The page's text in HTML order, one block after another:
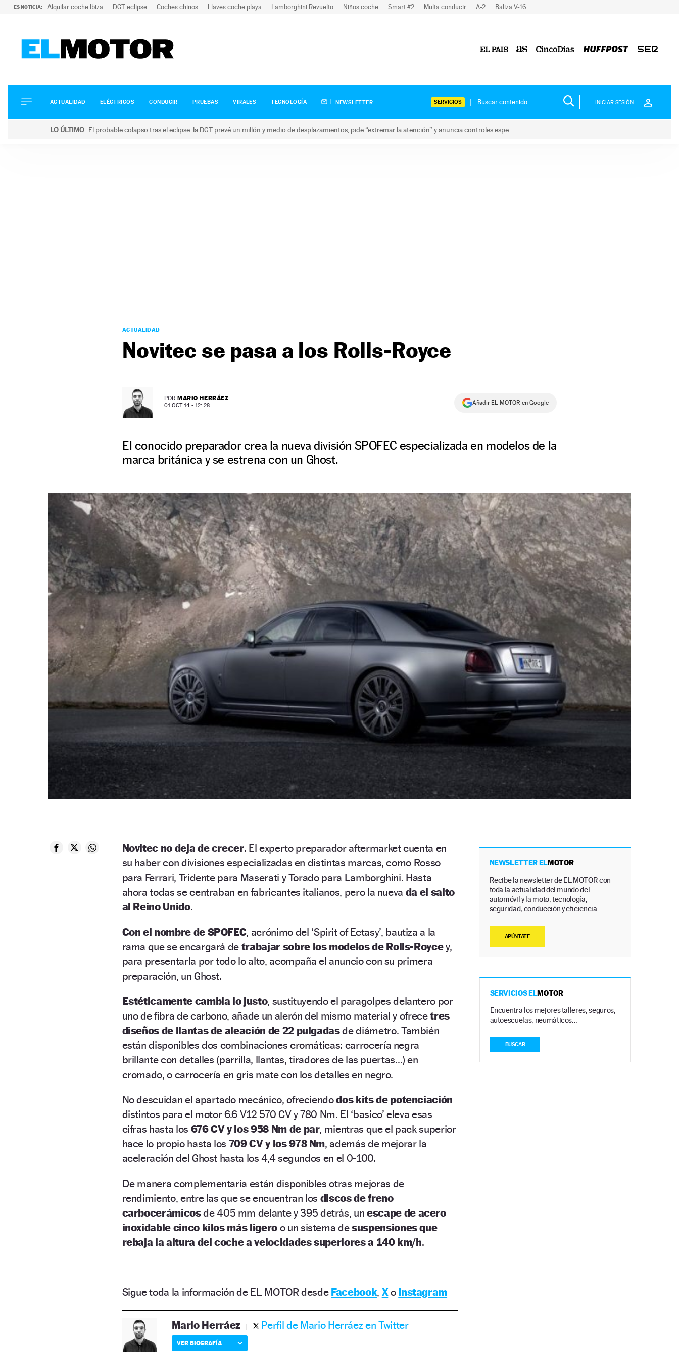
ES NOTICIA: Alquilar coche Ibiza DGT eclipse Coches chinos Llaves coche playa Lamborghini Revuelto Niños coche Smart #2 Multa conducir A-2 Baliza V-16
ELÉCTRICOS
CONDUCIR
ACTUALIDAD ELÉCTRICOS CONDUCIR PRUEBAS VIRALES TECNOLOGÍA NEWSLETTER SERVICIOS INICIAR SESIÓN
LO ÚLTIMO El probable colapso tras el eclipse: la DGT prevé un millón y medio de desplazamientos, pide “extremar la atención” y anuncia controles espe
ACTUALIDAD
Novitec se pasa a los Rolls-Royce
POR MARIO HERRÁEZ
01 OCT 14 - 12: 28 Añadir EL MOTOR en Google
El conocido preparador crea la nueva división SPOFEC especializada en modelos de la
marca británica y se estrena con un Ghost.
Novitec no deja de crecer. El experto preparador aftermarket cuenta en
su haber con divisiones especializadas en distintas marcas, como Rosso
para Ferrari, Tridente para Maserati y Torado para Lamborghini. Hasta
ahora todas se centraban en fabricantes italianos, pero la nueva da el salto
al Reino Unido.
Con el nombre de SPOFEC, acrónimo del ‘Spirit of Ectasy’, bautiza a la
rama que se encargará de trabajar sobre los modelos de Rolls-Roycey,
para presentarla por todo lo alto, acompaña el anuncio con su primera
preparación, un Ghost.
Estéticamente cambia lo justo, sustituyendo el paragolpes delantero por
uno de fibra de carbono, añade un alerón del mismo material y ofrecetres
diseños de llantas de aleación de 22 pulgadasde diámetro. También
están disponibles dos combinaciones cromáticas: carrocería negra
brillante con detalles (parrilla, llantas, tiradores de las puertas…) en
cromado, o carrocería en gris mate con los detalles en negro.
No descuidan el apartado mecánico, ofreciendodos kits de potenciación
distintos para el motor 6.6 V12 570 CV y 780 Nm. El ‘basico’ eleva esas
cifras hasta los 676 CV y los 958 Nm de par, mientras que el pack superior
hace lo propio hasta los 709 CV y los 978 Nm, además de mejorar la
aceleración del Ghost hasta los 4,4 segundos en el 0-100.
De manera complementaria están disponibles otras mejoras de
rendimiento, entre las que se encuentran los discos de freno
carbocerámicosde 405 mm delante y 395 detrás, unescape de acero
inoxidable cinco kilos más ligeroo un sistema desuspensiones que
rebaja la altura del coche a velocidades superiores a 140 km/h.
Sigue toda la información de EL MOTOR desde Facebook, Xo Instagram
Mario Herráez Perfil de Mario Herráez en Twitter
VER BIOGRAFÍA
NEWSLETTER ELMOTOR
Recibe la newsletter de EL MOTOR con
toda la actualidad del mundo del
automóvil y la moto, tecnología,
seguridad, conducción y eficiencia.
APÚNTATE
SERVICIOS ELMOTOR
Encuentra los mejores talleres, seguros,
autoescuelas, neumáticos…
BUSCAR